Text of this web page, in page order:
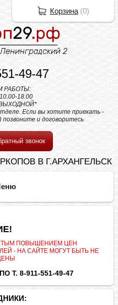
49-47
РАБОТЫ:
18.00
Если вы хотите приехать -
позвоните и договоритесь
звонок
В Г.АРХАНГЕЛЬСК
ПОВЫШЕНИЕМ ЦЕН
- НА САЙТЕ МОГУТ БЫТЬ НЕ
Т. 8-911-551-49-47
Корзина(0)